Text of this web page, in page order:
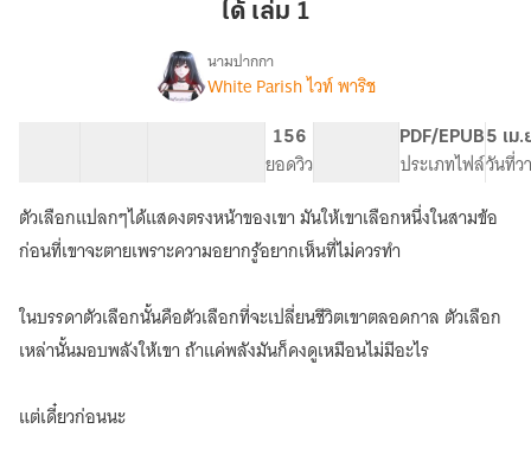
คุณ
ภรรยา
เป็น
เทพ
ได้
1
ได้ เล่ม 1
เรื่อง
ใช้
ชีวิต
ปกติ
กับ
คุณ
กลาย
เป็น
นามปากกา
White Parish ไวท์ พาริช
156
ยอดวิว
PDF/EPUB
ประเภทไฟล์
5 เม
วันที่ว
ตัวเลือกแปลกๆได้แสดงตรงหน้าของเขา มันให้เขาเลือกหนึ่งในสามข้อ
ก่อนที่เขาจะตายเพราะความอยากรู้อยากเห็นที่ไม่ควรทำ
ในบรรดาตัวเลือกนั้นคือตัวเลือกที่จะเปลี่ยนชีวิตเขาตลอดกาล ตัวเลือก
เหล่านั้นมอบพลังให้เขา ถ้าแค่พลังมันก็คงดูเหมือนไม่มีอะไร
แต่เดี๋ยวก่อนนะ